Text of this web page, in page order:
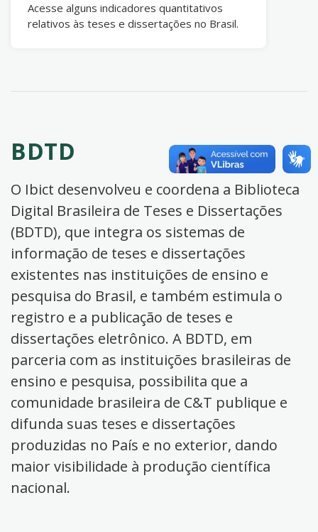
Acesse alguns indicadores quantitativos
relativos às teses e dissertações no Brasil.
BDTD
O Ibict desenvolveu e coordena a Biblioteca
Digital Brasileira de Teses e Dissertações
(BDTD), que integra os sistemas de
informação de teses e dissertações
existentes nas instituições de ensino e
pesquisa do Brasil, e também estimula o
registro e a publicação de teses e
dissertações eletrônico. A BDTD, em
parceria com as instituições brasileiras de
ensino e pesquisa, possibilita que a
comunidade brasileira de C&T publique e
difunda suas teses e dissertações
produzidas no País e no exterior, dando
maior visibilidade à produção científica
nacional.